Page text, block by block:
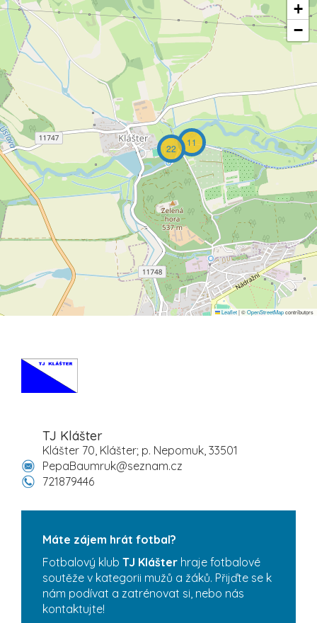
11
22
+
−
Leaflet|©OpenStreetMapcontributors
TJ Klášter
Klášter 70, Klášter; p. Nepomuk, 33501
PepaBaumruk@seznam.cz
721879446
Máte zájem hrát fotbal?
Fotbalový klub TJ Klášter hraje fotbalové
soutěže v kategorii mužů a žáků. Přijďte se k
nám podívat a zatrénovat si, nebo nás
kontaktujte!